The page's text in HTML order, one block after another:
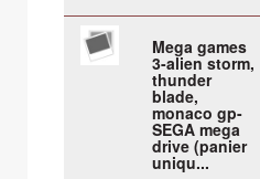
Mega games
3-alien storm,
thunder
blade,
monaco gp-
SEGA mega
drive (panier
uniqu...